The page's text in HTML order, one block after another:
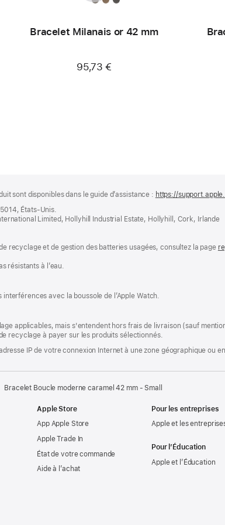
Bracelet Milanais or 42 mm
95,73 €
sont disponibles dans le guide d’assistance : https://
États-Unis.
Limited, Hollyhill Industrial Estate, Hollyhill, Cork, Irlande
recyclage et de gestion des batteries usagées, consultez la page
résistants à l’eau.
avec la boussole de l’Apple Watch.
applicables, mais s'entendent hors frais de livraison (sauf
recyclage à payer sur les produits sélectionnés.
IP de votre connexion Internet à une zone géographique ou
Bracelet Boucle moderne caramel 42 mm - Small
Apple Store
App Apple Store
Apple Trade In
État de votre commande
Aide à l’achat
Pour les entreprises
Apple et les
Pour l’Éducation
Apple et l’Éducation